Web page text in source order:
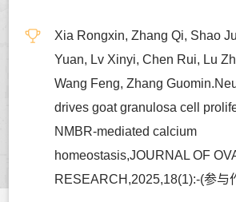
Xia Rongxin, Zhang Qi, Shao
Yuan, Lv Xinyi, Chen Rui, Lu
Wang Feng, Zhang
drives goat granulosa cell
NMBR-mediated calcium
homeostasis,JOURNAL OF
RESEARCH,2025,18(1):-(参与